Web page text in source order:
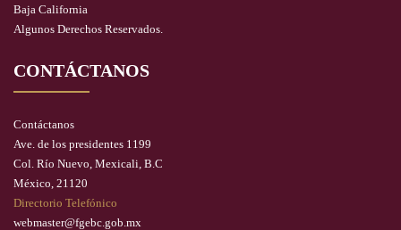
Baja California
Algunos Derechos Reservados.
CONTÁCTANOS
Contáctanos
Ave. de los presidentes 1199
Col. Río Nuevo, Mexicali, B.C
México, 21120
Directorio Telefónico
webmaster@fgebc.gob.mx